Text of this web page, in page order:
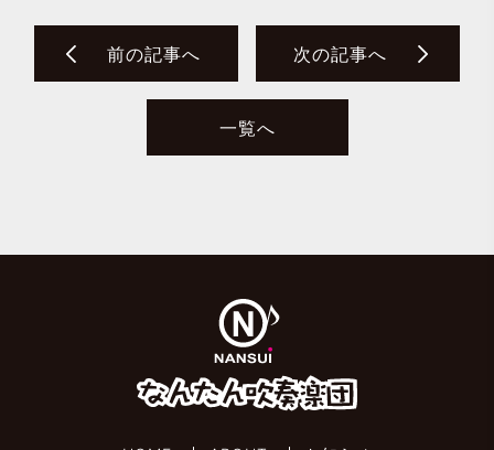
前の記事へ 次の記事へ
一覧へ